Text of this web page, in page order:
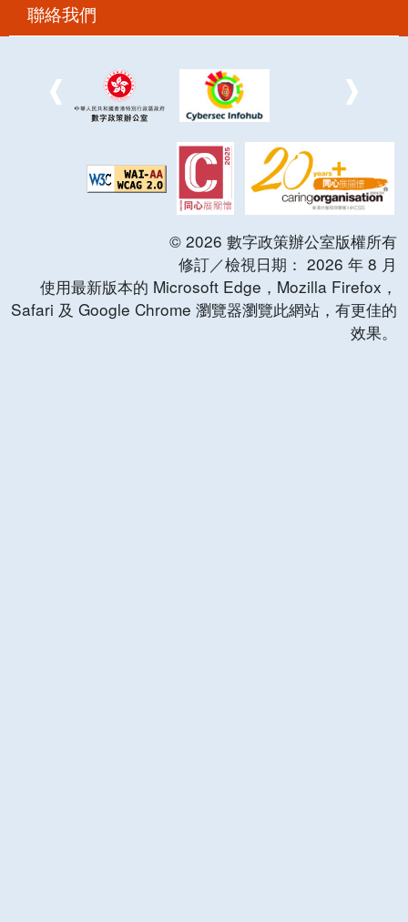
聯絡我們
© 2026 數字政策辦公室版權所有
修訂／檢視日期： 2026 年 8 月
使用最新版本的 Microsoft Edge，Mozilla Firefox，
Safari 及 Google Chrome 瀏覽器瀏覽此網站，有更佳的
效果。